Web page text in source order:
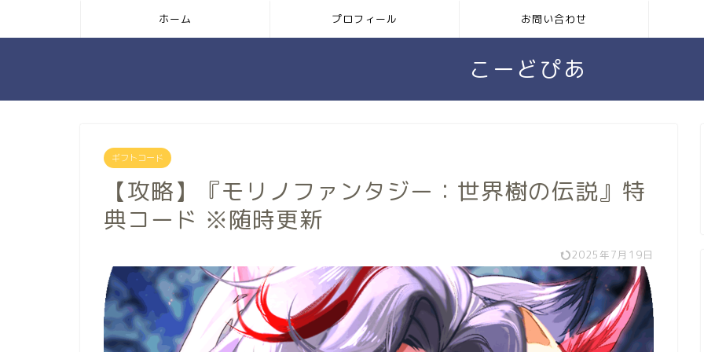
ホーム プロフィール お問い合わせ
こーどぴあ
ギフトコード
【攻略】『モリノファンタジー：世界樹の伝説』特
典コード ※随時更新
2025年7月19日